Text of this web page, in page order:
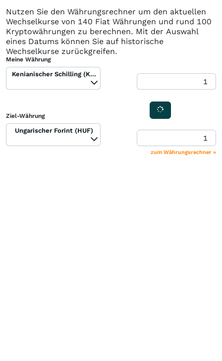
Nutzen Sie den Währungsrechner um den aktuellen
Wechselkurse von 140 Fiat Währungen und rund 100
Kryptowährungen zu berechnen. Mit der Auswahl
eines Datums können Sie auf historische
Wechselkurse zurückgreifen.
Meine Währung
Kenianischer Schilling (KES)
Ziel-Währung
Ungarischer Forint (HUF)
zum Währungsrechner »